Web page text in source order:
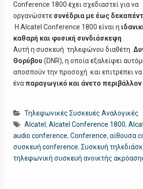
Conference 1800 έχει σχεδιαστεί για να
οργανώσετε συνέδρια με έως
Η Alcatel Conference 1800 είναι η
καθαρή και φυσική συνδιάσκεψη .
Αυτή η συσκευή τηλεφώνου διαθέτη
Θορύβου (DNR), η οποία εξαλείφει
αποσπούν την προσοχή και επιτρέπει
έναπαραγωγικό και άνετο περιβάλλον
Τηλεφωνικές Συσκευές Αναλογικές
Alcatel , Alcatel Conference 1800,
audio conference, Conference, αίθουσα
συσκευή conference, Συσκευή
τηλεφωνική συσκευή ανοικτής